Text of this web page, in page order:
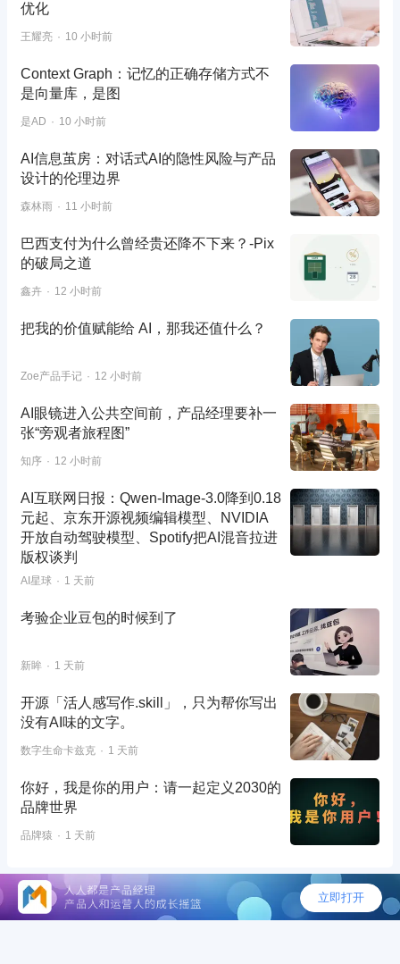
优化
王耀亮 10 小时前
Context Graph：记忆的正确存储方式不
是向量库，是图
是AD 10 小时前
AI信息茧房：对话式AI的隐性风险与产品
设计的伦理边界
森林雨 11 小时前
巴西支付为什么曾经贵还降不下来？-Pix
的破局之道
鑫卉 12 小时前
把我的价值赋能给 AI，那我还值什么？
Zoe产品手记 12 小时前
AI眼镜进入公共空间前，产品经理要补一
张“旁观者旅程图”
知序 12 小时前
AI互联网日报：Qwen-Image-3.0降到0.18
元起、京东开源视频编辑模型、NVIDIA
开放自动驾驶模型、Spotify把AI混音拉进
版权谈判
AI星球 1 天前
考验企业豆包的时候到了
新眸 1 天前
开源「活人感写作.skill」，只为帮你写出
没有AI味的文字。
数字生命卡兹克 1 天前
你好，我是你的用户：请一起定义2030的
品牌世界
品牌猿 1 天前
©2026 - 人人都是产品经理